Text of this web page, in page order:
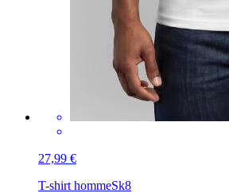
27,99 €
T-shirt hommeSk8